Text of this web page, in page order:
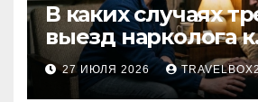
В каких случаях
выезд нарколога к
пациенту
27 ИЮЛЯ 2026